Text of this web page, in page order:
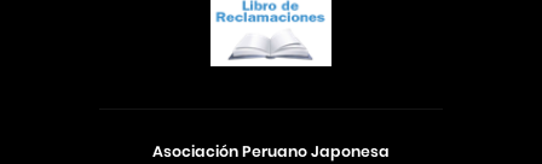
Asociación Peruano Japonesa